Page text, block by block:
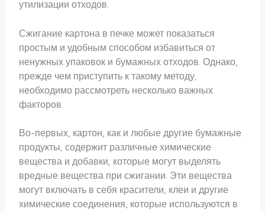
утилизации отходов.
Сжигание картона в печке может показаться
простым и удобным способом избавиться от
ненужных упаковок и бумажных отходов. Однако,
прежде чем приступить к такому методу,
необходимо рассмотреть несколько важных
факторов.
Во-первых, картон, как и любые другие бумажные
продукты, содержит различные химические
вещества и добавки, которые могут выделять
вредные вещества при сжигании. Эти вещества
могут включать в себя красители, клеи и другие
химические соединения, которые используются в